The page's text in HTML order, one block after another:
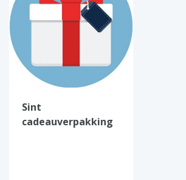
Sint
cadeauverpakking